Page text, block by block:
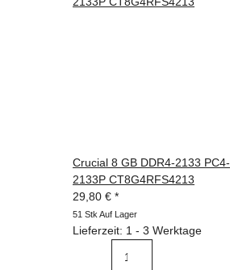
Crucial 8 GB DDR4-2133 PC4-
2133P CT8G4RFS4213
29,80 € *
51 Stk Auf Lager
Lieferzeit: 1 - 3 Werktage